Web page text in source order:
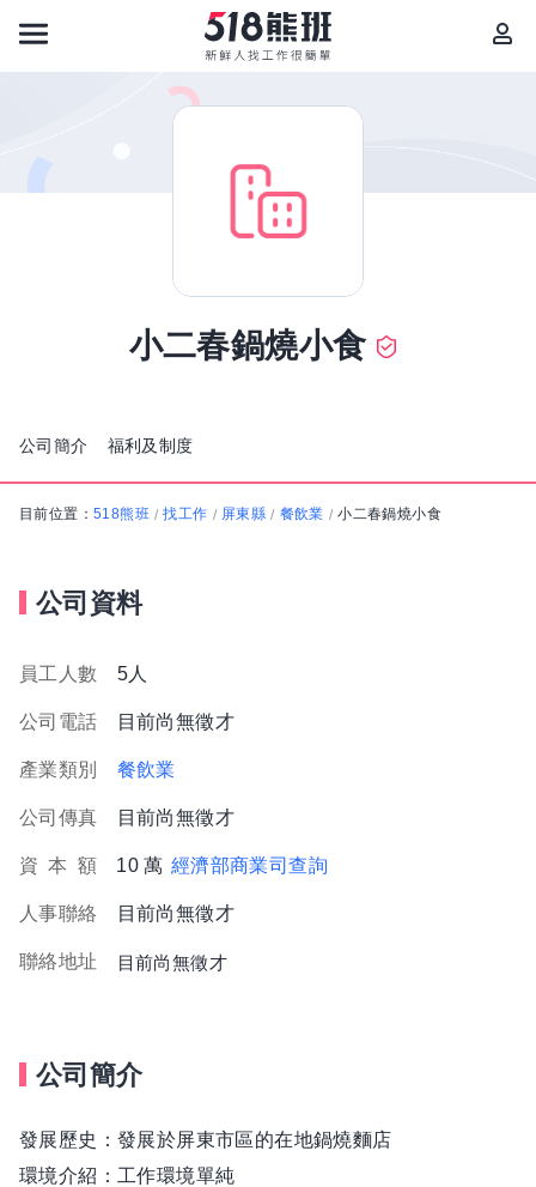
小二春鍋燒小食
公司簡介 福利及制度
目前位置： 518熊班 / 找工作 / 屏東縣 / 餐飲業 / 小二春鍋燒小食
公司資料
員工人數 5人
公司電話 目前尚無徵才
產業類別 餐飲業
公司傳真 目前尚無徵才
資 本 額 10 萬 經濟部商業司查詢
人事聯絡 目前尚無徵才
聯絡地址 目前尚無徵才
公司簡介
發展歷史：發展於屏東市區的在地鍋燒麵店
環境介紹：工作環境單純